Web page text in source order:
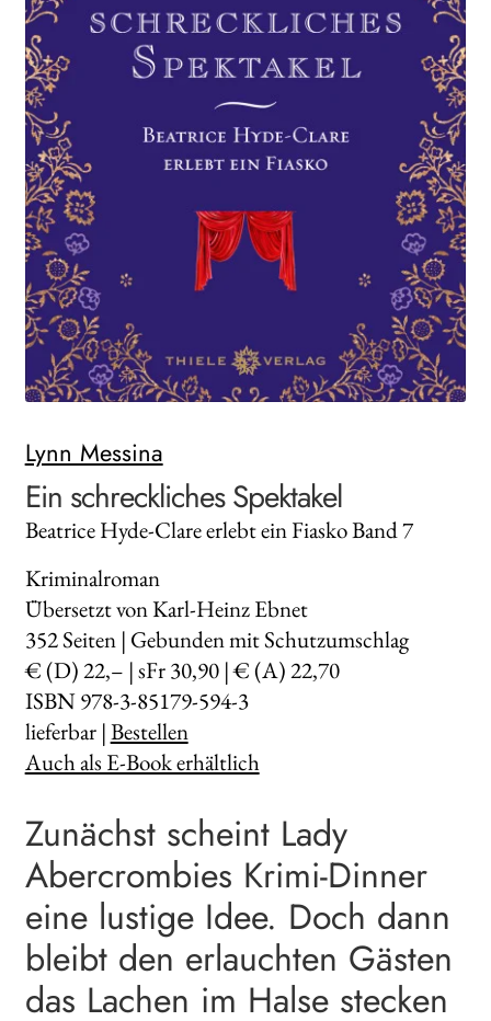
Search:
Lynn Messina
Ein schreckliches Spektakel
Beatrice Hyde-Clare erlebt ein Fiasko Band 7
Kriminalroman
Übersetzt von Karl-Heinz Ebnet
352Seiten | Gebunden mit Schutzumschlag
€ (D) 22,– | sFr 30,90 | € (A) 22,70
ISBN 978-3-85179-594-3
lieferbar |Bestellen
Auch als E-Book erhältlich
Zunächst scheint Lady
Abercrombies Krimi-Dinner
eine lustige Idee. Doch dann
bleibt den erlauchten Gästen
das Lachen im Halse stecken